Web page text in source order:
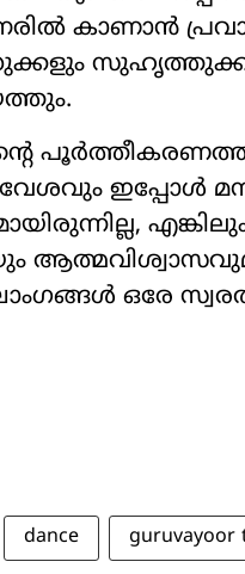
കാണാൻ
ഇപ്പോൾ
ഒരേ
dance guruvayoor